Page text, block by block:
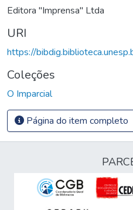
Editora "Imprensa" Ltda
URI
https://
Coleções
O Imparcial
Página do item completo